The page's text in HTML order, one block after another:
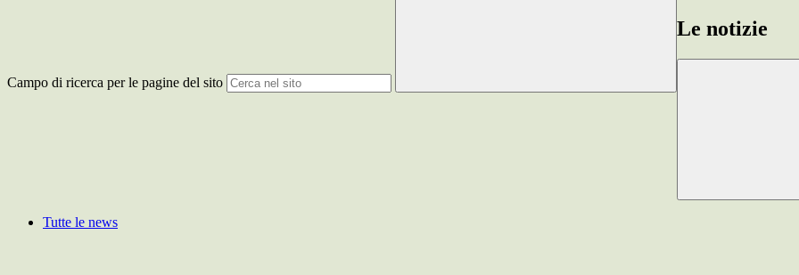
Campo di ricerca per le pagine del sito
Le notizie
Tutte le news